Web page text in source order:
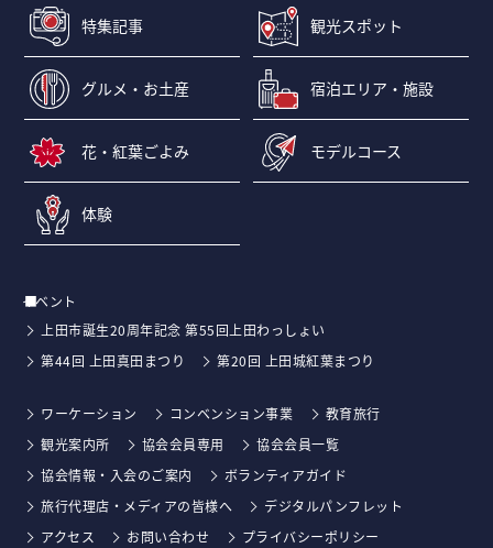
特集記事 観光スポット
グルメ・お土産 宿泊エリア・施設
花・紅葉ごよみ モデルコース
体験
イベント
上田市誕生20周年記念 第55回上田わっしょい
第44回 上田真田まつり
第20回 上田城紅葉まつり
ワーケーション コンベンション事業
教育旅行
観光案内所
協会会員専用
協会会員一覧
協会情報・入会のご案内
ボランティアガイド
旅行代理店・メディアの皆様へ
デジタルパンフレット
アクセス
お問い合わせ プライバシーポリシー